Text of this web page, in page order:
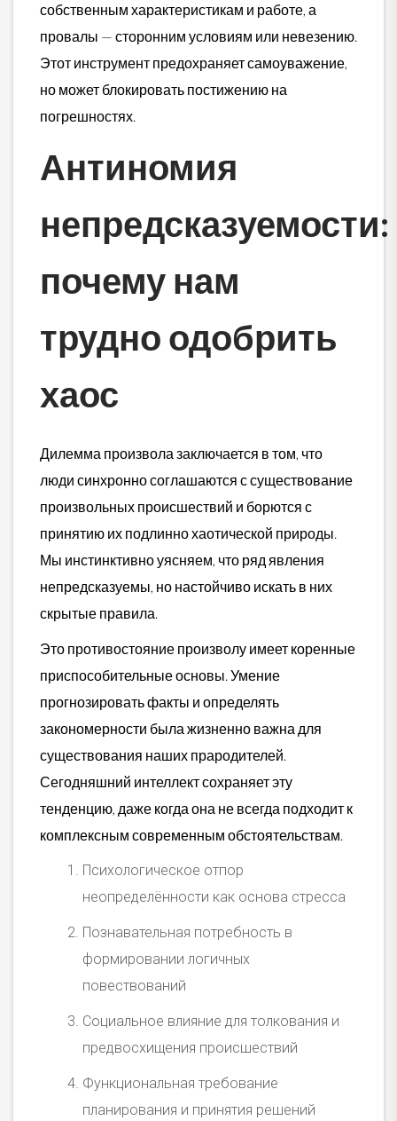
собственным характеристикам и работе, а
провалы — сторонним условиям или невезению.
Этот инструмент предохраняет самоуважение,
но может блокировать постижению на
погрешностях.
Антиномия
непредсказуемости:
почему нам
трудно одобрить
хаос
Дилемма произвола заключается в том, что
люди синхронно соглашаются с существование
произвольных происшествий и борются с
принятию их подлинно хаотической природы.
Мы инстинктивно уясняем, что ряд явления
непредсказуемы, но настойчиво искать в них
скрытые правила.
Это противостояние произволу имеет коренные
приспособительные основы. Умение
прогнозировать факты и определять
закономерности была жизненно важна для
существования наших прародителей.
Сегодняшний интеллект сохраняет эту
тенденцию, даже когда она не всегда подходит к
комплексным современным обстоятельствам.
Психологическое отпор
неопределённости как основа стресса
Познавательная потребность в
формировании логичных
повествований
Социальное влияние для толкования и
предвосхищения происшествий
Функциональная требование
планирования и принятия решений